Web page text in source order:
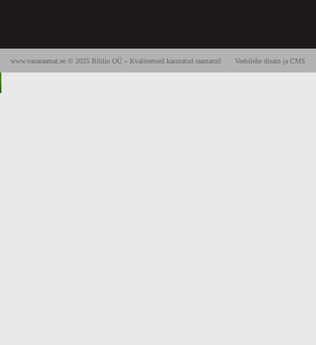
Veebilehe disain ja CMS
www.vanaraamat.ee © 2025 Biblio OÜ » Kvaliteetsed kasutatud raamatud